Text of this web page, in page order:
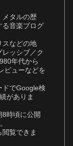
メタルの歴
る音楽ブログ
スなどの地
ッシブ／ク
年代から
ビューなどを
ドでGoogle検
がありま
時頃に公開
覧できま